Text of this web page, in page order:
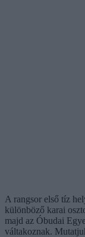
A rangsor első tíz
különböző karai
majd az Óbudai
váltakoznak.